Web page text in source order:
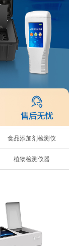
食品添加剂检测仪
植物检测仪器